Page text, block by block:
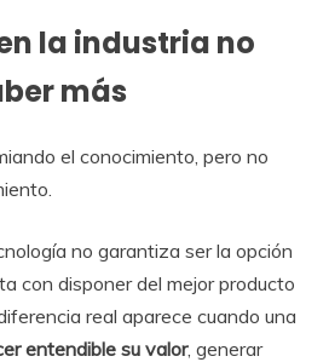
la industria no
más
el conocimiento, pero no
no garantiza ser la opción
con disponer del mejor producto
real aparece cuando una
entendible su valor, generar